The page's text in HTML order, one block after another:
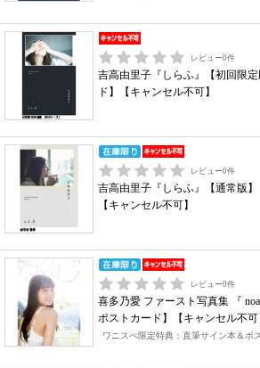
レビュー0件
吉高由里子『しらふ』【初回限
ド】【キャンセル不可】
レビュー0件
吉高由里子『しらふ』【通常版】
【キャンセル不可】
レビュー0件
喜多乃愛 ファースト写真集 『
ポストカード】【キャンセル不可
ワニスぺ限定特典：直筆サイン本＆ポ